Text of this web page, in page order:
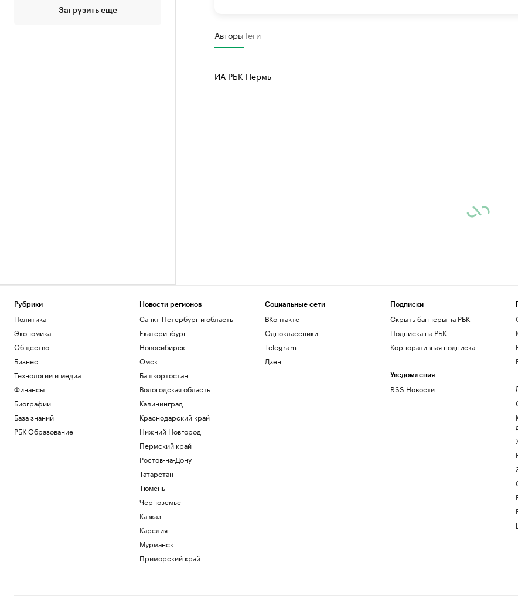
Загрузить еще
АвторыТеги
ИА РБК Пермь
Рубрики
Политика
Экономика
Общество
Бизнес
Технологии и медиа
Финансы
Биографии
База знаний
РБК Образование
Новости регионов
Санкт-Петербург и область
Екатеринбург
Новосибирск
Омск
Башкортостан
Вологодская область
Калининград
Краснодарский край
Нижний Новгород
Пермский край
Ростов-на-Дону
Татарстан
Тюмень
Черноземье
Кавказ
Карелия
Мурманск
Приморский край
Социальные сети
ВКонтакте
Одноклассники
Telegram
Дзен
Подписки
Скрыть баннеры на РБК
Подписка на РБК
Корпоративная подписка
Уведомления
RSS Новости